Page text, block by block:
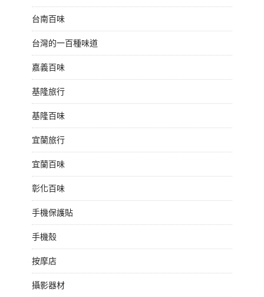
台南百味
台灣的一百種味道
嘉義百味
基隆旅行
基隆百味
宜蘭旅行
宜蘭百味
彰化百味
手機保護貼
手機殼
按摩店
攝影器材